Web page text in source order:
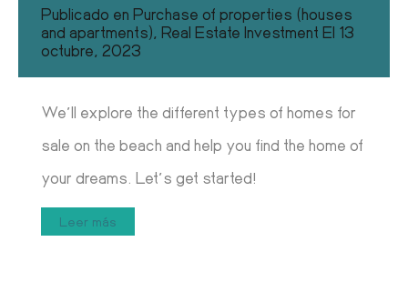
Publicado en Purchase of properties (houses
and apartments), Real Estate Investment El 13
octubre, 2023
We’ll explore the different types of homes for
sale on the beach and help you find the home of
your dreams. Let’s get started!
Leer más